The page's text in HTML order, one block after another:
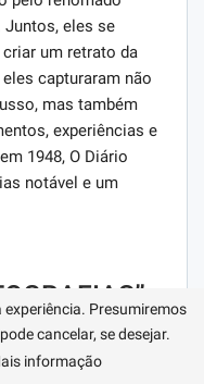
Juntos, eles se
um retrato da
capturaram não
mas também
experiências e
1948, O Diário
notável e um
Presumiremos
cancelar, se desejar.
informação